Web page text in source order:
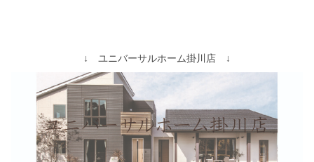
↓ ユニバーサルホーム掛川店 ↓